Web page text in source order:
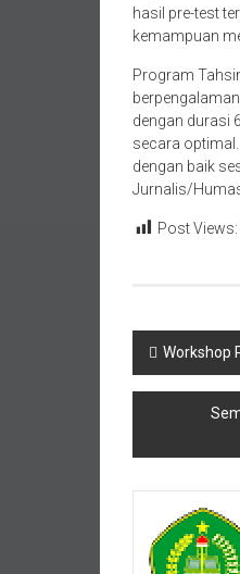
hasil pre-test
kemampuan
Program
dengan durasi
secara
dengan baik
Jurnalis/
Post Views:
pos
Workshop